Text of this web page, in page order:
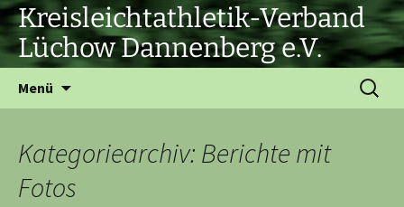
Zum
Inhalt
springen
Kreisleichtathletik-Verband
Lüchow Dannenberg e.V.
Menü
Suchen
nach:
Kategoriearchiv: Berichte mit
Fotos